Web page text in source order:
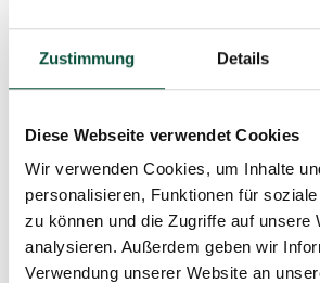
Zustimmung Details
Diese Webseite verwendet Cookies
Wir verwenden Cookies, um Inhalte
personalisieren, Funktionen für
zu können und die Zugriffe auf unsere
analysieren. Außerdem geben wir
Verwendung unserer Website an